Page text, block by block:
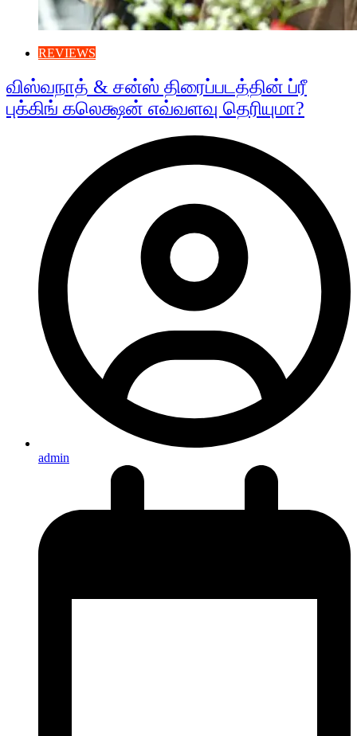
REVIEWS
விஸ்வநாத் & சன்ஸ் திரைப்படத்தின் ப்ரீ
புக்கிங் கலெக்ஷன் எவ்வளவு தெரியுமா?
admin